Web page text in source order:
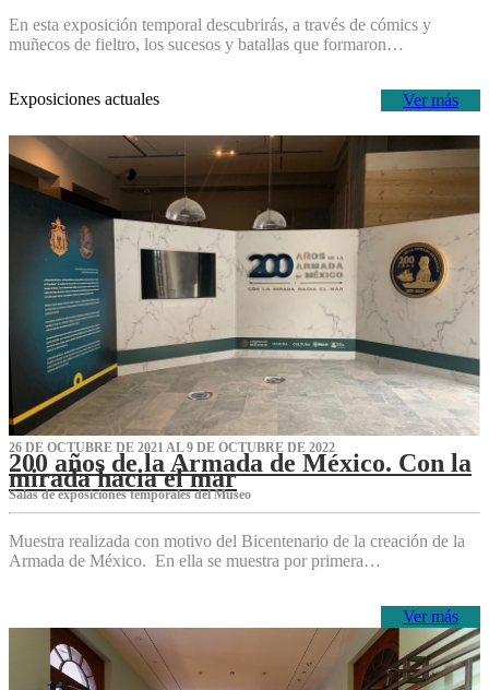
En esta exposición temporal descubrirás, a través de cómics y
muñecos de fieltro, los sucesos y batallas que formaron…
Ver más
Exposiciones actuales
26 DE OCTUBRE DE 2021 AL 9 DE OCTUBRE DE 2022
200 años de la Armada de México. Con la
mirada hacia el mar
Salas de exposiciones temporales del Museo‌
Muestra realizada con motivo del Bicentenario de la creación de la
Armada de México. En ella se muestra por primera…
Ver más